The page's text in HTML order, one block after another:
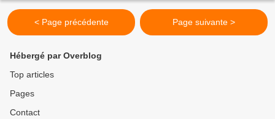
< Page précédente Page suivante >
Hébergé par Overblog
Top articles
Pages
Contact